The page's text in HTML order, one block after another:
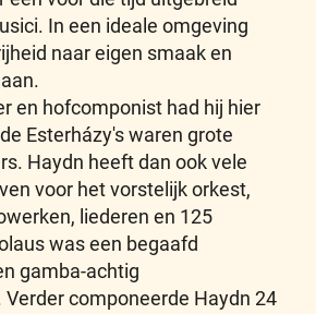
In een ideale omgeving
naar eigen smaak en
en hofcomponist had hij hier
Esterházy's waren grote
Haydn heeft dan ook vele
voor het vorstelijk orkest,
liederen en 125
was een begaafd
gamba-achtig
componeerde Haydn 24